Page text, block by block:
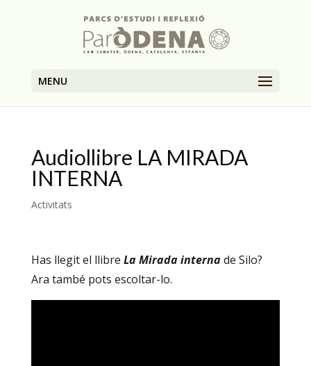
MENU
Audiollibre LA MIRADA
INTERNA
Activitats
Has llegit el llibre La Mirada internade Silo?
Ara també pots escoltar-lo.